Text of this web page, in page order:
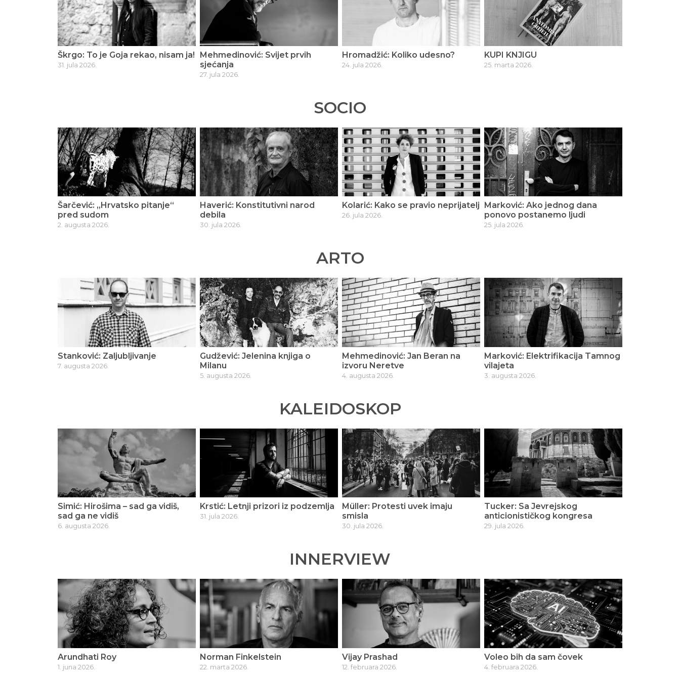
Škrgo: To je Goja rekao, nisam ja!
31. jula 2026.
Mehmedinović: Svijet prvih
sjećanja
27. jula 2026.
Hromadžić: Koliko udesno?
24. jula 2026.
KUPI KNJIGU
25. marta 2026.
SOCIO
Šarčević: „Hrvatsko pitanje“
pred sudom
2. augusta 2026.
Haverić: Konstitutivni narod
debila
30. jula 2026.
Kolarić: Kako se pravio neprijatelj
26. jula 2026.
Marković: Ako jednog dana
ponovo postanemo ljudi
25. jula 2026.
ARTO
Stanković: Zaljubljivanje
7. augusta 2026.
Gudžević: Jelenina knjiga o
Milanu
5. augusta 2026.
Mehmedinović: Jan Beran na
izvoru Neretve
4. augusta 2026.
Marković: Elektrifikacija Tamnog
vilajeta
3. augusta 2026.
KALEIDOSKOP
Simić: Hirošima – sad ga vidiš,
sad ga ne vidiš
6. augusta 2026.
Krstić: Letnji prizori iz podzemlja
31. jula 2026.
Müller: Protesti uvek imaju
smisla
30. jula 2026.
Tucker: Sa Jevrejskog
anticionističkog kongresa
29. jula 2026.
INNERVIEW
Arundhati Roy
1. juna 2026.
Norman Finkelstein
22. marta 2026.
Vijay Prashad
12. februara 2026.
Voleo bih da sam čovek
4. februara 2026.